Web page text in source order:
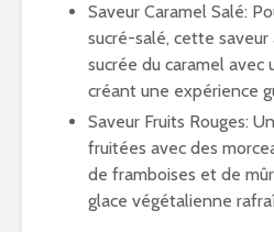
Saveur Caramel Salé:
sucré-salé, cette saveur
sucrée du caramel avec
créant une expérience
Saveur Fruits Rouges:
fruitées avec des
de framboises et de
glace végétalienne